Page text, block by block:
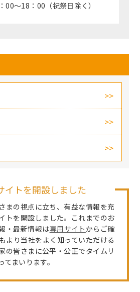
00～18：00（祝祭日除く）
イトを開設しました
まの視点に立ち、有益な情報を充
トを開設しました。これまでのお
・最新情報は専用サイトからご確
より当社をよく知っていただける
の皆さまに公平・公正でタイムリ
まいります。